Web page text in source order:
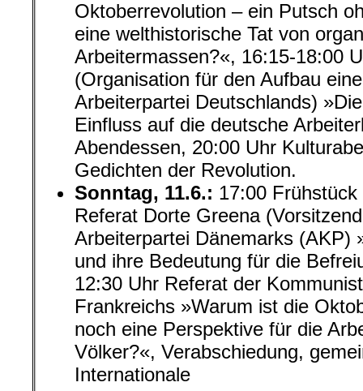
Oktoberrevolution – ein Putsch
eine welthistorische Tat von
Arbeitermassen?«, 16:15-18:00
(Organisation für den Aufbau
Arbeiterpartei Deutschlands)
Einfluss auf die deutsche
Abendessen, 20:00 Uhr
Gedichten der Revolution.
Sonntag, 11.6.: 17:00
Referat Dorte Greena
Arbeiterpartei Dänemarks (AKP)
und ihre Bedeutung für die
12:30 Uhr Referat der
Frankreichs »Warum ist die
noch eine Perspektive für die
Völker?«, Verabschiedung,
Internationale